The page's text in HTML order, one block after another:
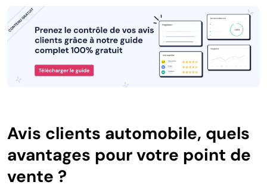
Avis clients automobile, quels
avantages pour votre point de
vente ?